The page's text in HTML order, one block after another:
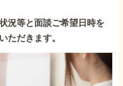
況等と面談ご希望日時を
ただきます。